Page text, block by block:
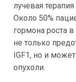
лучевая
Около 50%
гормона роста
не только
IGF1, но и
опухоли.